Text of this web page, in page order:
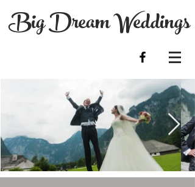
Big Dream Weddings